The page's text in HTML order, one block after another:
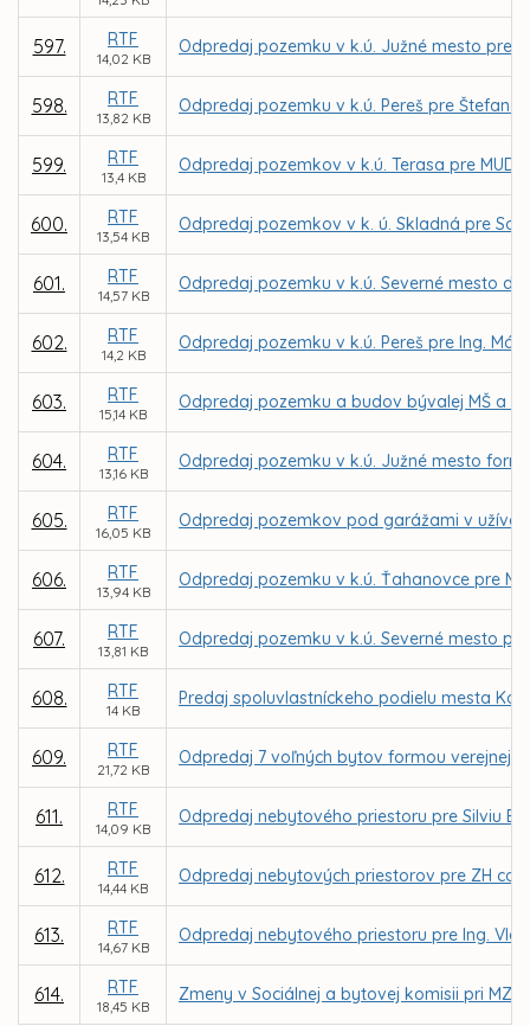
597. RTF
14,02 KB
Odpredaj pozemku v k.ú. Južné mesto pre
598. RTF
13,82 KB
Odpredaj pozemku v k.ú. Pereš pre Štefana
599. RTF
13,4 KB
Odpredaj pozemkov v k.ú. Terasa pre MUDr.
600. RTF
13,54 KB
Odpredaj pozemkov v k. ú. Skladná pre
601. RTF
14,57 KB
Odpredaj pozemku v k.ú. Severné mesto
602. RTF
14,2 KB
Odpredaj pozemku v k.ú. Pereš pre Ing.
603. RTF
15,14 KB
Odpredaj pozemku a budov bývalej MŠ a
604. RTF
13,16 KB
Odpredaj pozemku v k.ú. Južné mesto
605. RTF
16,05 KB
Odpredaj pozemkov pod garážami v
606. RTF
13,94 KB
Odpredaj pozemku v k.ú. Ťahanovce pre
607. RTF
13,81 KB
Odpredaj pozemku v k.ú. Severné mesto
608. RTF
14 KB
Predaj spoluvlastníckeho podielu mesta
609. RTF
21,72 KB
Odpredaj 7 voľných bytov formou verejnej
611. RTF
14,09 KB
Odpredaj nebytového priestoru pre Silviu
612. RTF
14,44 KB
Odpredaj nebytových priestorov pre ZH
613. RTF
14,67 KB
Odpredaj nebytového priestoru pre Ing.
614. RTF
18,45 KB
Zmeny v Sociálnej a bytovej komisii pri MZ v